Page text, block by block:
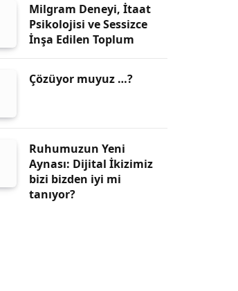
Milgram Deneyi, İtaat
Psikolojisi ve Sessizce
İnşa Edilen Toplum
Çözüyor muyuz …?
Ruhumuzun Yeni
Aynası: Dijital İkizimiz
bizi bizden iyi mi
tanıyor?